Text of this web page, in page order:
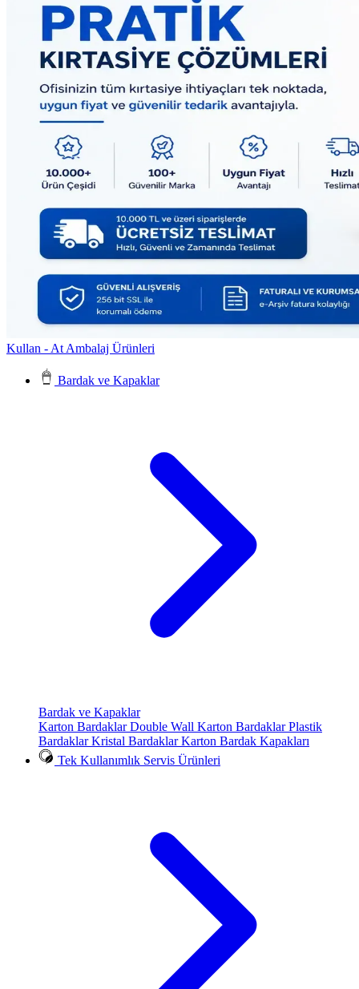
Kullan - At Ambalaj Ürünleri
Bardak ve Kapaklar
Bardak ve Kapaklar
Karton BardaklarDouble Wall Karton BardaklarPlastik
BardaklarKristal BardaklarKarton Bardak Kapakları
Tek Kullanımlık Servis Ürünleri